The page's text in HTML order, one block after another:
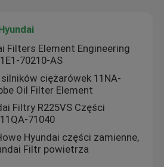
Filters Element Engineering
70210-AS
ciężarówek 11NA-
Oil Filter Element
Filtry R225VS Części
71040
Hyundai części zamienne,
Filtr powietrza